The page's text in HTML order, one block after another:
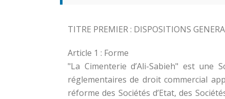
TITRE PREMIER : DISPOSITIONS
Article 1 : Forme
"La Cimenterie d’Ali-Sabieh" est une
réglementaires de droit commercial
réforme des Sociétés d’Etat, des